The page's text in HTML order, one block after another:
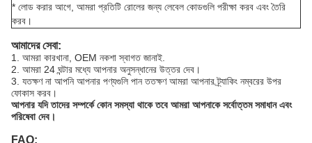
* লোড করার আগে, আমরা প্রতিটি রোলের জন্য লেবেল কোডগুলি পরীক্ষা করব এবং তৈরি
করব।
আমাদের সেবা:
1. আমরা কারখানা, OEM নকশা স্বাগত জানাই.
2. আমরা 24 ঘন্টার মধ্যে আপনার অনুসন্ধানের উত্তর দেব।
3. যতক্ষণ না আপনি আপনার পণ্যগুলি পান ততক্ষণ আমরা আপনার ট্র্যাকিং নম্বরের উপর
ফোকাস করব।
আপনার যদি তাদের সম্পর্কে কোন সমস্যা থাকে তবে আমরা আপনাকে সর্বোত্তম সমাধান এবং
পরিষেবা দেব।
FAQ: